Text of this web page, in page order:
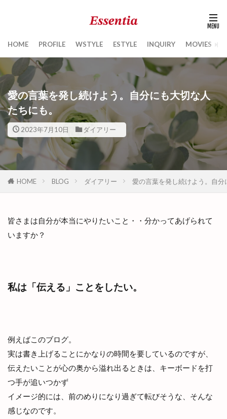
HOME PROFILE WSTYLE ESTYLE INQUIRY MOVIES
愛の言葉を発し続けよう。自分にも大切な人
たちにも。
2023年7月10日 ダイアリー
HOME BLOG ダイアリー 愛の言葉を発し続けよう。自
皆さまは自分が本当にやりたいこと・・分かってあげられて
いますか？
私は「伝える」ことをしたい。
例えばこのブログ。
実は書き上げることにかなりの時間を要しているのですが、
伝えたいことが心の奥から溢れ出るときは、キーボードを打
つ手が追いつかず
イメージ的には、前のめりになり過ぎて転びそうな、そんな
感じなのです。